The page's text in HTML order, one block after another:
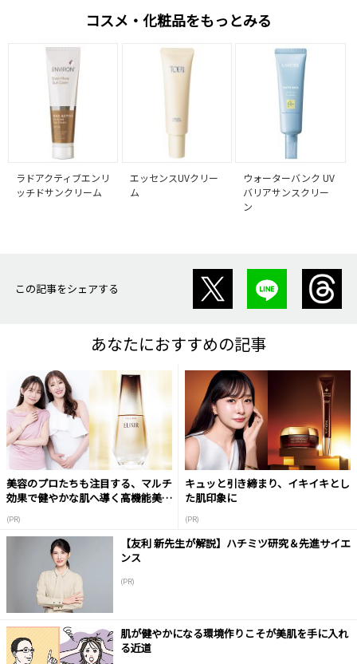
コスメ・化粧品をもっとみる
ラドアクティブエンリ
ッチドサンクリーム
エッセンスUVクリー
ム
ウォーターバンク UV
バリアサンスクリー
ン
この記事をシェアする
あなたにおすすめの記事
美容のプロたちも注目する、マルチ
効果で健やかな肌へ導く高機能美容
(PR)
キュッと引き締まり、イキイキとし
た肌印象に
(PR)
【友利 新先生が解説】ハチミツ研究＆先進サイエ
ンス
(PR)
肌が健やかになる環境作りこそが美肌を手に入れ
る近道